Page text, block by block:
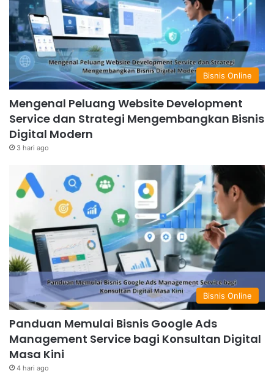
Bisnis Online
Mengenal Peluang Website Development
Service dan Strategi Mengembangkan Bisnis
Digital Modern
3 hari ago
Bisnis Online
Panduan Memulai Bisnis Google Ads
Management Service bagi Konsultan Digital
Masa Kini
4 hari ago